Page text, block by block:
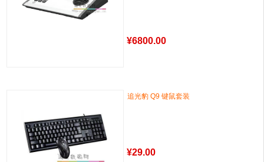
¥6800.00
追光豹 Q9 键鼠套装
¥29.00